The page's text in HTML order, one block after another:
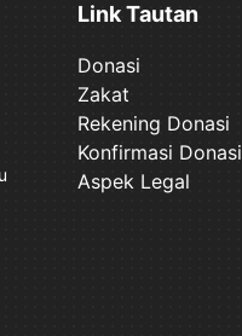
Link Tautan
Donasi
Zakat
Rekening Donasi
Konfirmasi Donasi
Aspek Legal